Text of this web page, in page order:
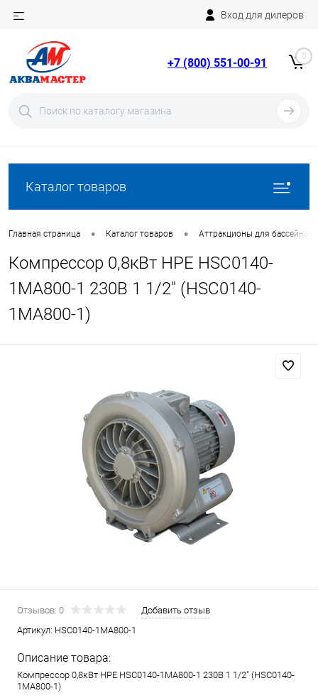
Вход для дилеров
+7 (800) 551-00-91 0
Каталог товаров
Главная страница • Каталог товаров • Аттракционы для бассейна
Компрессор 0,8кВт HPE HSC0140-
1MA800-1 230В 1 1/2" (HSC0140-
1MA800-1)
Отзывов: 0
Добавить отзыв
Артикул: HSC0140-1MA800-1
Описание товара:
Компрессор 0,8кВт HPE HSC0140-1MA800-1 230В 1 1/2" (HSC0140-
1MA800-1)